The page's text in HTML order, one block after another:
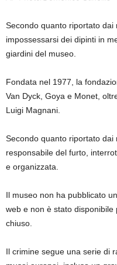
Secondo quanto riportato dai
impossessarsi dei dipinti in
giardini del museo.
Fondata nel 1977, la
Van Dyck, Goya e Monet,
Luigi Magnani.
Secondo quanto riportato
responsabile del furto,
e organizzata.
Il museo non ha pubblicato
web e non è stato
chiuso.
Il crimine segue una serie di